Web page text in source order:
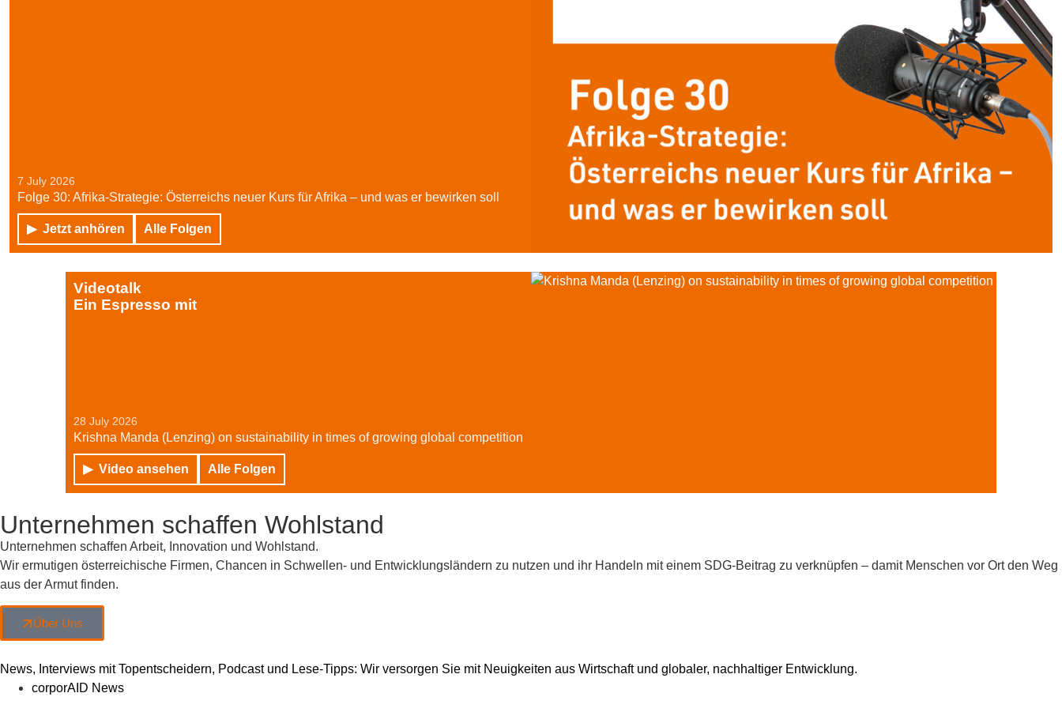
7 July 2026
Folge 30: Afrika-Strategie: Österreichs neuer Kurs für Afrika – und was er bewirken soll
Jetzt anhören Alle Folgen
Videotalk
Ein Espresso mit
28 July 2026
Krishna Manda (Lenzing) on sustainability in times of growing global competition
Video ansehen Alle Folgen
Unternehmen schaffen Wohlstand
Unternehmen schaffen Arbeit, Innovation und Wohlstand.
Wir ermutigen österreichische Firmen, Chancen in Schwellen- und Entwicklungsländern zu nutzen und ihr Handeln mit einem SDG-Beitrag zu verknüpfen – damit Menschen vor Ort den Weg
aus der Armut finden.
Über Uns
News, Interviews mit Topentscheidern, Podcast und Lese-Tipps: Wir versorgen Sie mit Neuigkeiten aus Wirtschaft und globaler, nachhaltiger Entwicklung.
corporAID News